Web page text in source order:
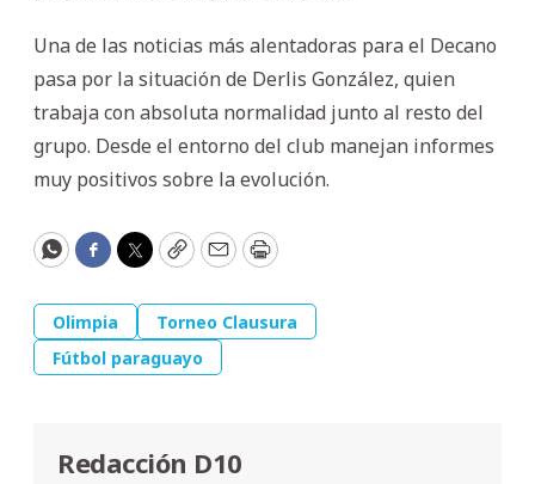
Una de las noticias más alentadoras para el Decano
pasa por la situación de Derlis González, quien
trabaja con absoluta normalidad junto al resto del
grupo. Desde el entorno del club manejan informes
muy positivos sobre la evolución.
WhatsApp
Facebook
Twitter
CopyEmailPrint
Olimpia
Torneo Clausura
Fútbol paraguayo
Redacción D10